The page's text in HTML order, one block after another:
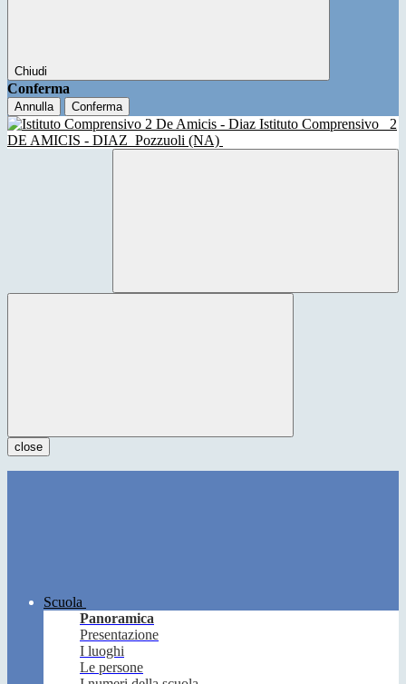
Chiudi
Conferma
Annulla Conferma
Istituto Comprensivo
2
DE AMICIS - DIAZ Pozzuoli (NA)
close
Scuola
Panoramica
Presentazione
I luoghi
Le persone